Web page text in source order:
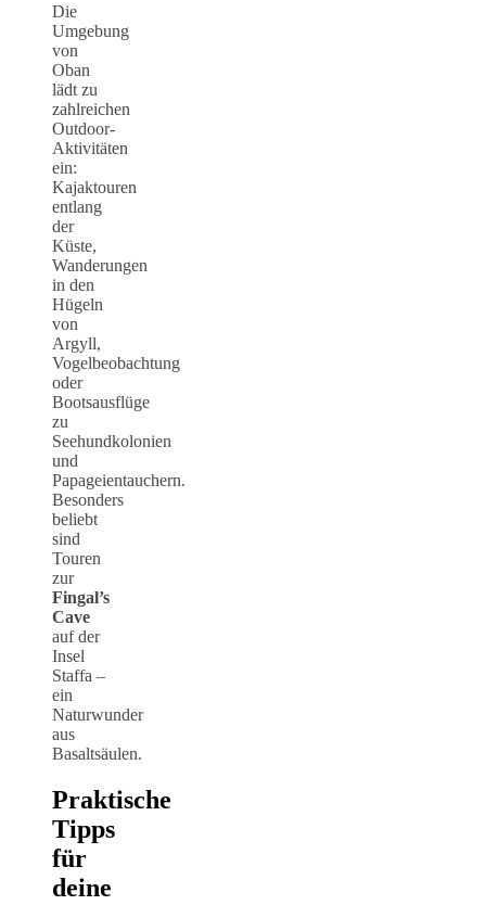
Die
Umgebung
von
Oban
lädt zu
zahlreichen
Outdoor-
Aktivitäten
ein:
Kajaktouren
entlang
der
Küste,
Wanderungen
in den
Hügeln
von
Argyll,
Vogelbeobachtung
oder
Bootsausflüge
zu
Seehundkolonien
und
Papageientauchern.
Besonders
beliebt
sind
Touren
zur
Fingal’s
Cave
auf der
Insel
Staffa –
ein
Naturwunder
aus
Basaltsäulen.
Praktische
Tipps
für
deine